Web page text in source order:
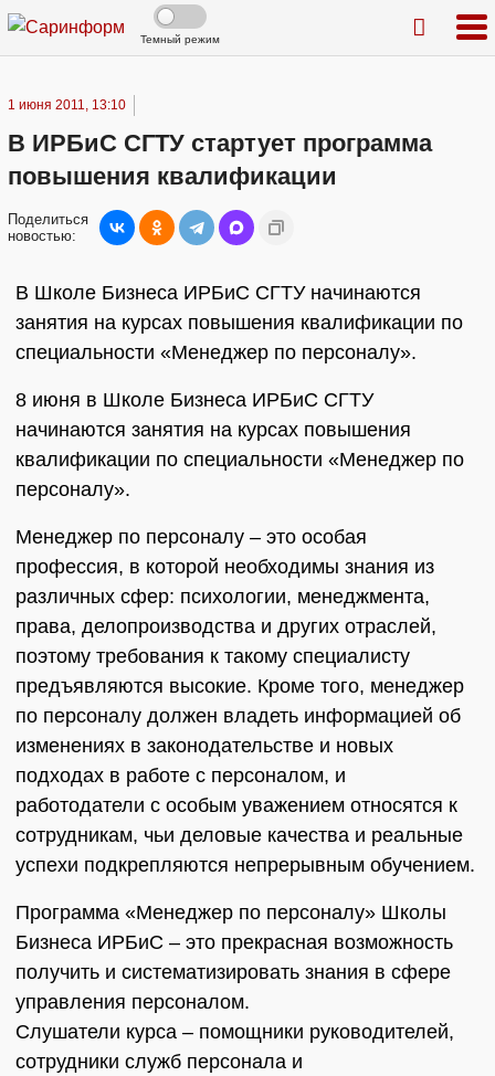
Темный режим
1 июня 2011, 13:10
В ИРБиС СГТУ стартует программа
повышения квалификации
Поделиться
новостью:
В Школе Бизнеса ИРБиС СГТУ начинаются
занятия на курсах повышения квалификации по
специальности «Менеджер по персоналу».
8 июня в Школе Бизнеса ИРБиС СГТУ
начинаются занятия на курсах повышения
квалификации по специальности «Менеджер по
персоналу».
Менеджер по персоналу – это особая
профессия, в которой необходимы знания из
различных сфер: психологии, менеджмента,
права, делопроизводства и других отраслей,
поэтому требования к такому специалисту
предъявляются высокие. Кроме того, менеджер
по персоналу должен владеть информацией об
изменениях в законодательстве и новых
подходах в работе с персоналом, и
работодатели с особым уважением относятся к
сотрудникам, чьи деловые качества и реальные
успехи подкрепляются непрерывным обучением.
Программа «Менеджер по персоналу» Школы
Бизнеса ИРБиС – это прекрасная возможность
получить и систематизировать знания в сфере
управления персоналом.
Слушатели курса – помощники руководителей,
сотрудники служб персонала и